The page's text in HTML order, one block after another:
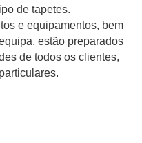
de tapetes.
e equipamentos, bem
estão preparados
de todos os clientes,